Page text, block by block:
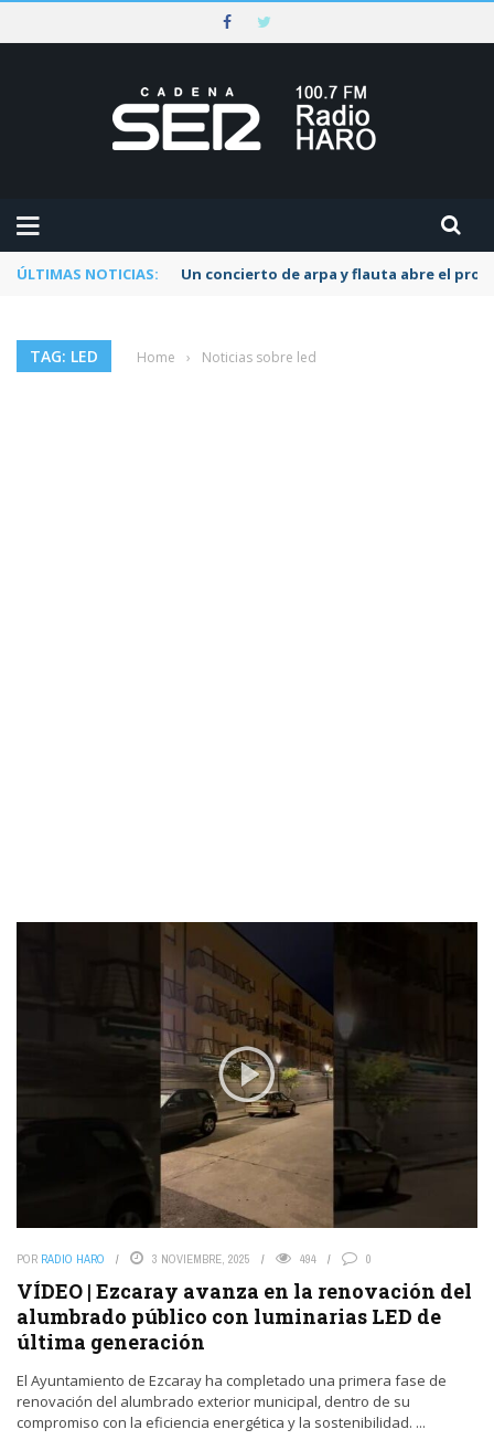
ÚLTIMAS NOTICIAS: Un concierto de arpa y flauta abre el
TAG: LED Home › Noticias sobre led
POR RADIO HARO 3 NOVIEMBRE, 2025 494 0
VÍDEO | Ezcaray avanza en la renovación del
alumbrado público con luminarias LED de
última generación
El Ayuntamiento de Ezcaray ha completado una primera fase de
renovación del alumbrado exterior municipal, dentro de su
compromiso con la eficiencia energética y la sostenibilidad. ...